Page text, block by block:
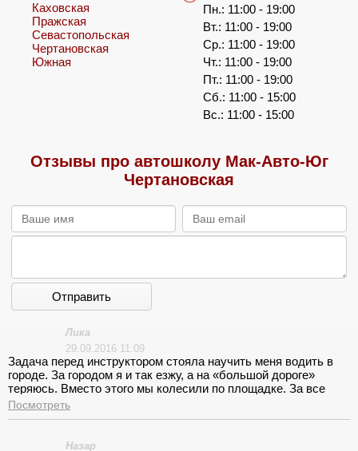
Каховская
Пражская
Севастопольская
Чертановская
Южная
Пн.: 11:00 - 19:00
Вт.: 11:00 - 19:00
Ср.: 11:00 - 19:00
Чт.: 11:00 - 19:00
Пт.: 11:00 - 19:00
Сб.: 11:00 - 15:00
Вс.: 11:00 - 15:00
Отзывы про автошколу Мак-Авто-Юг
Чертановская
Отправить
Лика
29.09.2016 11:09
Задача перед инструктором стояла научить меня водить в
городе. За городом я и так езжу, а на «большой дороге»
теряюсь. Вместо этого мы колесили по площадке. За все
отведенное время на вождение в городе мы провели от силы
пять занятий, а это слишком мало!
Посмотреть
Назар